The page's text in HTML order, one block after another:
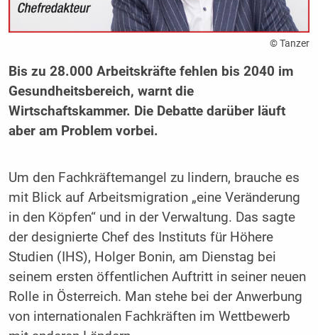
© Tanzer
Bis zu 28.000 Arbeitskräfte fehlen bis 2040 im
Gesundheitsbereich, warnt die
Wirtschaftskammer. Die Debatte darüber läuft
aber am Problem vorbei.
Um den Fachkräftemangel zu lindern, brauche es
mit Blick auf Arbeitsmigration „eine Veränderung
in den Köpfen“ und in der Verwaltung. Das sagte
der designierte Chef des Instituts für Höhere
Studien (IHS), Holger Bonin, am Dienstag bei
seinem ersten öffentlichen Auftritt in seiner neuen
Rolle in Österreich. Man stehe bei der Anwerbung
von internationalen Fachkräften im Wettbewerb